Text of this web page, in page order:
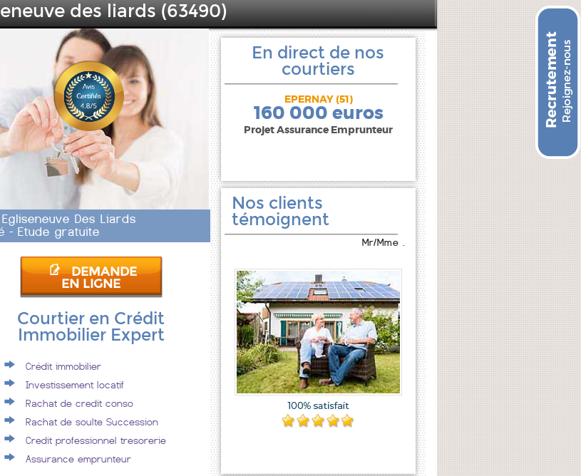
des liards (63490)
Egliseneuve Des Liards
-Etude gratuite
DEMANDE
EN LIGNE
Courtier en Crédit
Immobilier Expert
Crédit immobilier
Investissement locatif
Rachat de credit conso
Rachat de soulte Succession
Credit professionnel tresorerie
Assurance emprunteur
En direct de nos
courtiers
150 000 euros
EPERNAY (51)
160 000 euros
Projet Assurance Emprunteur
240 000 euros
Nos clients
témoignent
Mr/Mme .